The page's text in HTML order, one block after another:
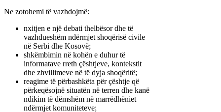
Ne zotohemi të vazhdojmë:
nxitjen e një debati thelbësor dhe të
vazhdueshëm ndërmjet shoqërisë civile
në Serbi dhe Kosovë;
shkëmbimin në kohën e duhur të
informatave rreth çështjeve, kontekstit
dhe zhvillimeve në të dyja shoqëritë;
reagime të përbashkëta për çështje që
përkeqësojnë situatën në terren dhe kanë
ndikim të dëmshëm në marrëdhëniet
ndërmjet komuniteteve;